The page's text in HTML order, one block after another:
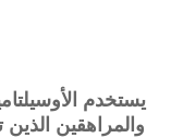
يستخدم